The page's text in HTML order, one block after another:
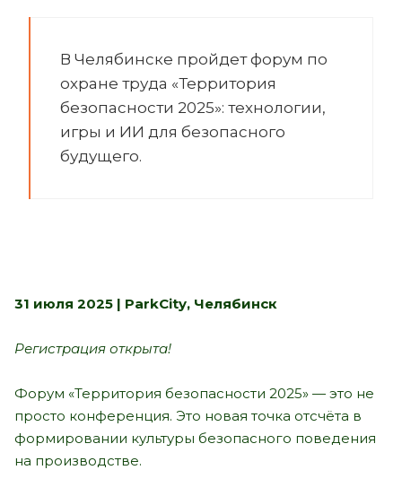
В Челябинске пройдет форум по
охране труда «Территория
безопасности 2025»: технологии,
игры и ИИ для безопасного
будущего.
31 июля 2025 | ParkCity, Челябинск
Регистрация открыта!
Форум «Территория безопасности 2025» — это не
просто конференция. Это новая точка отсчёта в
формировании культуры безопасного поведения
на производстве.